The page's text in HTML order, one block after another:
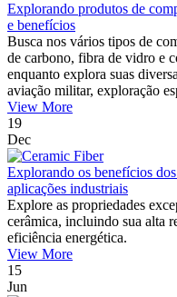
Explorando produtos de
e benefícios
Busca nos vários tipos de
de carbono, fibra de vidro e
enquanto explora suas
aviação militar, exploração
View More
19
Dec
Explorando os benefícios
aplicações industriais
Explore as propriedades
cerâmica, incluindo sua alta
eficiência energética.
View More
15
Jun